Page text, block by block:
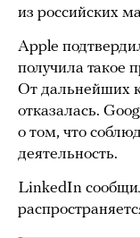
из российских
Apple
получила такое
От дальнейших
отказалась.
о том, что
деятельность.
LinkedIn